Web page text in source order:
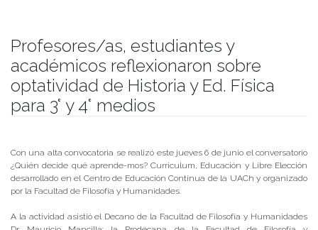
Profesores/as, estudiantes y
académicos reflexionaron sobre
optatividad de Historia y Ed. Física
para 3° y 4° medios
Con una alta convocatoria se realizó este jueves 6 de junio el conversatorio
¿Quién decide qué aprende-mos? Curriculum, Educación y Libre Elección
desarrollado en el Centro de Educación Continua de la UACh y organizado
por la Facultad de Filosofía y Humanidades.
A la actividad asistió el Decano de la Facultad de Filosofía y Humanidades